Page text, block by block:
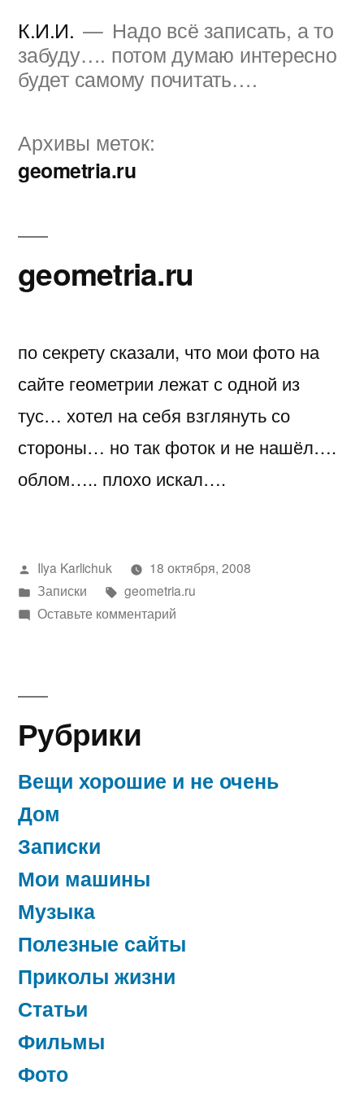
содержимому
К.И.И.
Надо всё записать, а то
забуду…. потом думаю интересно
будет самому почитать….
Архивы меток:
geometria.ru
geometria.ru
по секрету сказали, что мои фото на
сайте геометрии лежат с одной из
тус… хотел на себя взглянуть со
стороны… но так фоток и не нашёл….
облом….. плохо искал….
Написано
автором
Ilya Karlichuk
18 октября, 2008
Написано
в
Записки Метки:
geometria.ru
Оставьте комментарийк
Рубрики
Вещи хорошие и не очень
Дом
Записки
Мои машины
Музыка
Полезные сайты
Приколы жизни
Статьи
Фильмы
Фото